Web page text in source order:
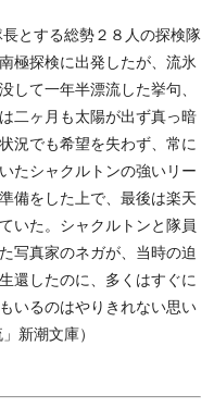
とする総勢２８人の探検隊
極探検に出発したが、流氷
して一年半漂流した挙句、
二ヶ月も太陽が出ず真っ暗
況でも希望を失わず、常に
たシャクルトンの強いリー
備をした上で、最後は楽天
いた。シャクルトンと隊員
写真家のネガが、当時の迫
還したのに、多くはすぐに
いるのはやりきれない思い
新潮文庫）